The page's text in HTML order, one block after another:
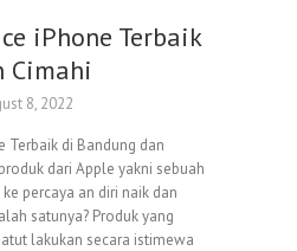
iPhone Terbaik
Cimahi
8, 2022
Terbaik di Bandung dan
dari Apple yakni sebuah
percaya an diri naik dan
satunya? Produk yang
lakukan secara istimewa